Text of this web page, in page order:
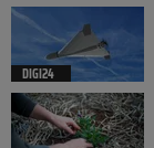
DIGI24